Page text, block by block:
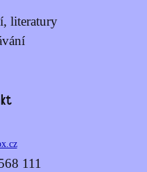
literatury
111